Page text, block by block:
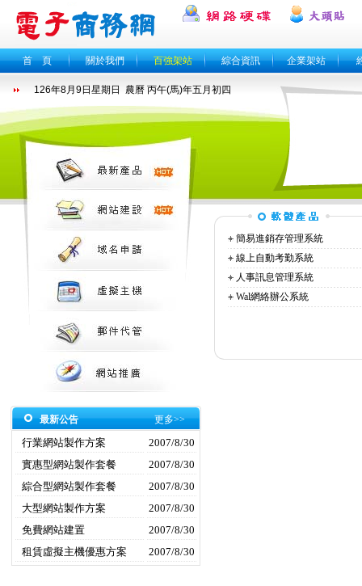
首 頁 關於我們 百強架站 綜合資訊 企業架站
最新公告 更多>>
行業網站製作方案
2007/8/30
實惠型網站製作套餐
2007/8/30
綜合型網站製作套餐
2007/8/30
大型網站製作方案
2007/8/30
免費網站建置
2007/8/30
租賃虛擬主機優惠方案
2007/8/30
簡易進銷存管理系統
線上自動考勤系統
人事訊息管理系統
Wal網絡辦公系統